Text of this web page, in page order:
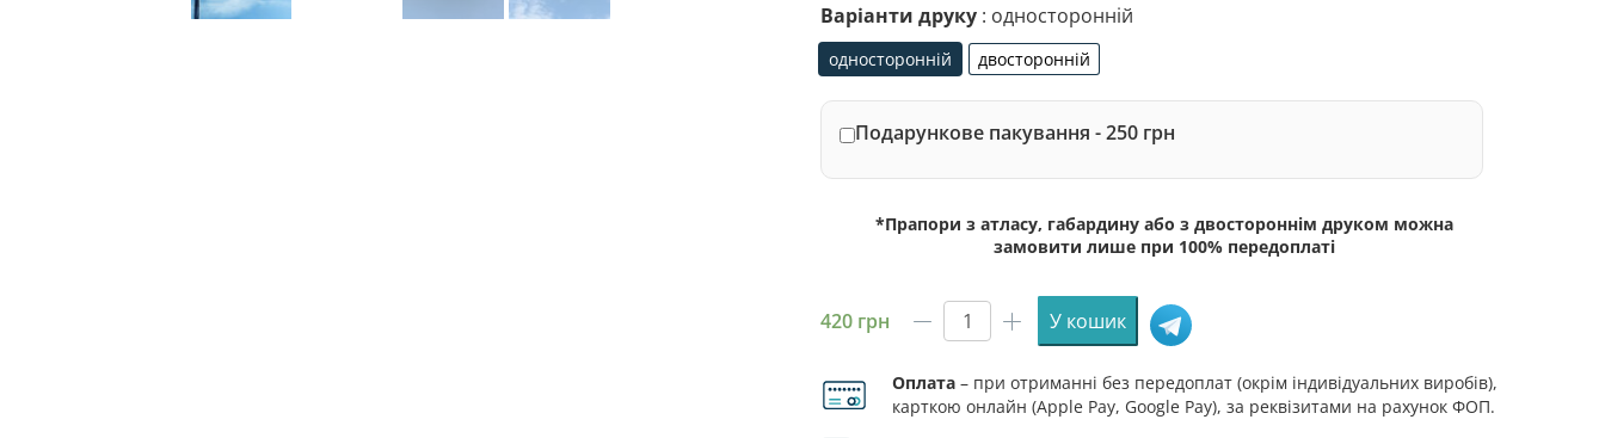
Варіанти друку : односторонній
односторонній
односторонній
двосторонній
двосторонній
Подарункове пакування - 250 грн
*Прапори з атласу, габардину або з двостороннім друком можна
замовити лише при 100% передоплаті
420 грн
Прапор
Зеландії
кількість
У кошик
Оплата – при отриманні без передоплат (окрім індивідуальних виробів),
карткою онлайн (Apple Pay, Google Pay), за реквізитами на рахунок ФОП.